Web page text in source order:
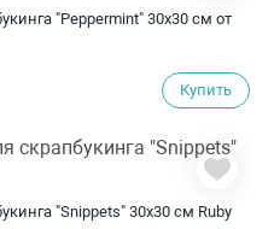
"Peppermint" 30х30 см от
Купить
"Snippets" 30х30 см Ruby